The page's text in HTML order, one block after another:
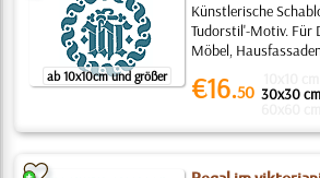
ab 10x10cm und größer
Künstlerische
Tudorstil'-Motiv. Für
Möbel,
€16.50 30x30 cm